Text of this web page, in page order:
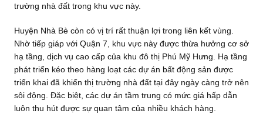
trường nhà đất trong khu vực này.
Huyện Nhà Bè còn có vị trí rất thuận lợi trong liên kết vùng.
Nhờ tiếp giáp với Quận 7, khu vực này được thừa hưởng cơ sở
hạ tầng, dịch vụ cao cấp của khu đô thị Phú Mỹ Hưng. Hạ tầng
phát triển kéo theo hàng loạt các dự án bất động sản được
triển khai đã khiến thị trường nhà đất tại đây ngày càng trở nên
sôi động. Đặc biệt, các dự án tầm trung có mức giá hấp dẫn
luôn thu hút được sự quan tâm của nhiều khách hàng.